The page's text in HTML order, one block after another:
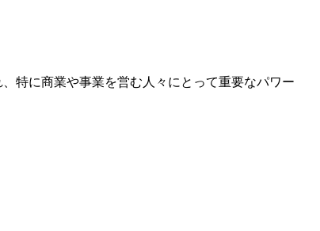
特に商業や事業を営む人々にとって重要なパワー